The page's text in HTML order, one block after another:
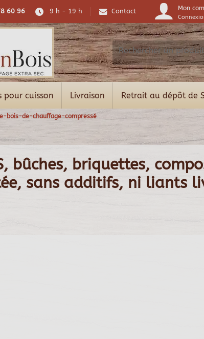
60 96 9 h - 19 h Contact Mon
pour cuisson Livraison Retrait au dépôt de
bois-de-chauffage-compressé
bûches, briquettes,
sans additifs, ni liants